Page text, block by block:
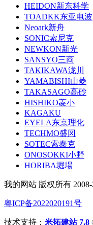
HEIDON新东科学
TOADKK东亚电波
Neoark新舟
SONIC索尼克
NEWKON新光
SANSYO三商
TAKIKAWA泷川
YAMABISHI山菱
TAKASAGO高砂
HISHIKO菱小
KAGAKU
EYELA东京理化
TECHMO盛冈
SOTEC索泰克
ONOSOKKI小野
HORIBA堀場
我的网站 版权所有 2008-
粤ICP备2022020191号
技术支持： 米拓建站 7.8